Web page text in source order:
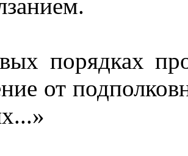
порядках
от